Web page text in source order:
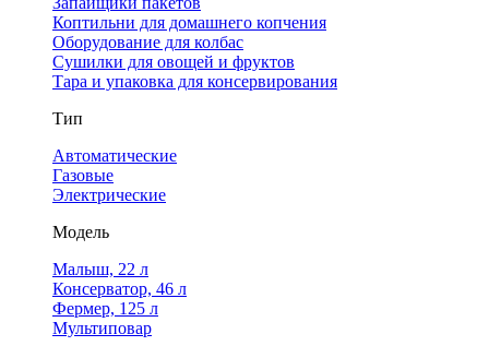
Коптильни для домашнего копчения
Оборудование для колбас
Сушилки для овощей и фруктов
Тара и упаковка для консервирования
Тип
Автоматические
Газовые
Электрические
Модель
Малыш, 22 л
Консерватор, 46 л
Фермер, 125 л
Мультиповар